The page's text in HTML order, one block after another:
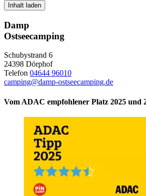
Inhalt laden
Damp
Ostseecamping
Schubystrand 6
24398 Dörphof
Telefon 04644 96010
camping@damp-ostseecamping.de
Vom ADAC empfohlener Platz 2025 und